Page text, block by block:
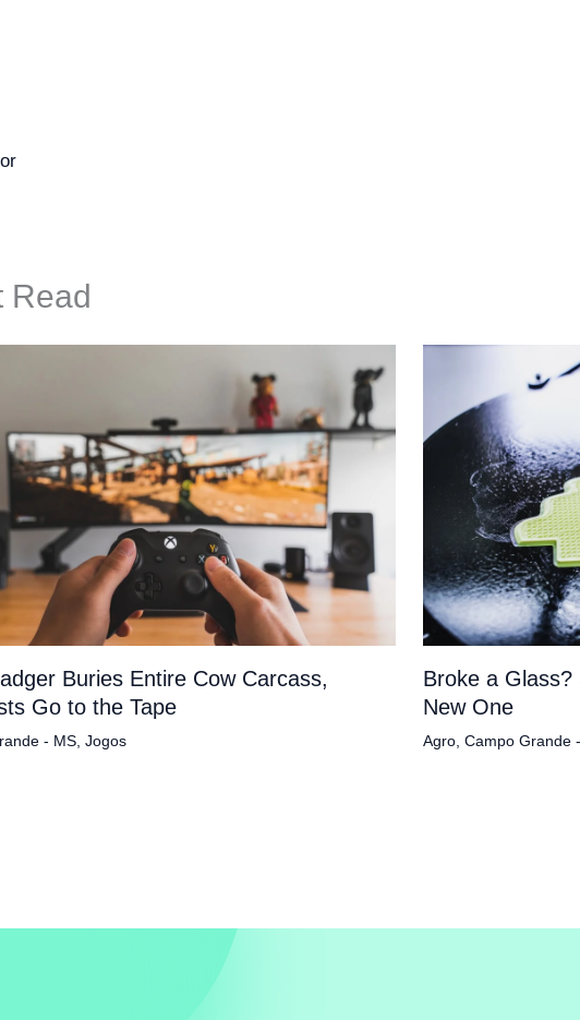
Read
Buries Entire Cow Carcass,
Go to the Tape
- MS, Jogos
Broke a Glass?
New One
Agro, Campo Grande